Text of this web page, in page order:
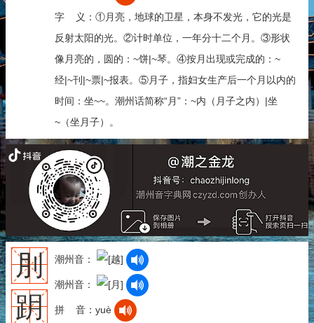
字 义：①月亮，地球的卫星，本身不发光，它的光是
反射太阳的光。②计时单位，一年分十二个月。③形状
像月亮的，圆的：~饼|~琴。④按月出现或完成的：~
经|~刊|~票|~报表。⑤月子，指妇女生产后一个月以内的
时间：坐~~。潮州话简称“月”：~内（月子之内）|坐
~（坐月子）。
刖
跀
潮州音：
潮州音：
拼 音：yuè